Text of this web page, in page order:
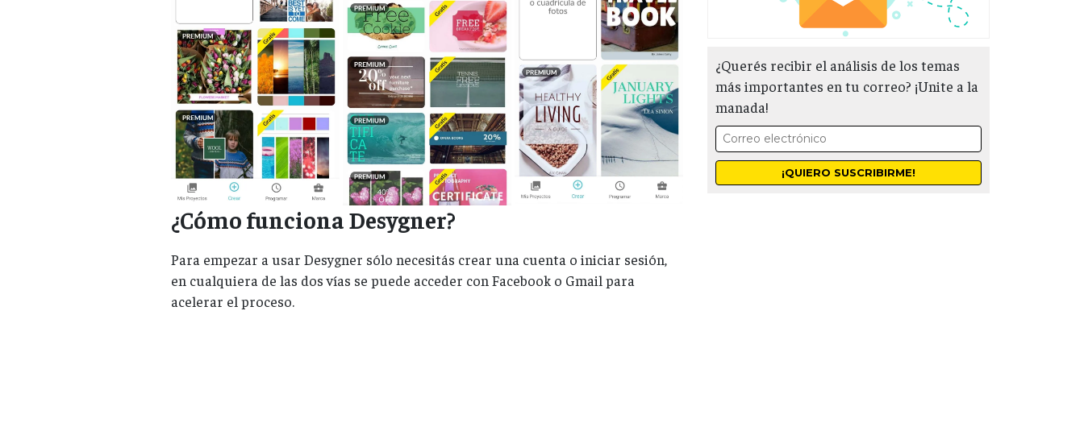
¿Cómo funciona Desygner?
Para empezar a usar Desygner sólo necesitás crear una cuenta o iniciar sesión,
en cualquiera de las dos vías se puede acceder con Facebook o Gmail para
acelerar el proceso.
¿Querés recibir el análisis de los temas
más importantes en tu correo? ¡Unite a la
manada!